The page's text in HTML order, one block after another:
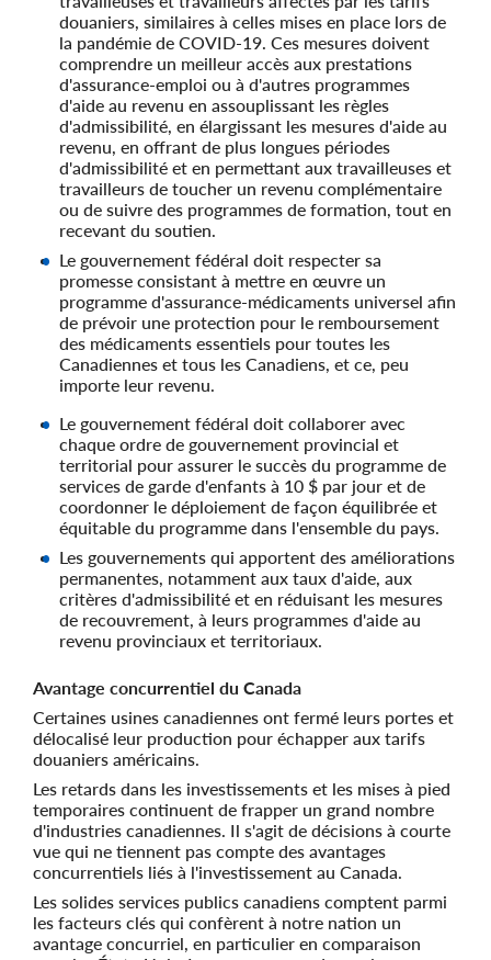
douaniers, similaires à celles mises en place lors de
la pandémie de COVID-19. Ces mesures doivent
comprendre un meilleur accès aux prestations
d'assurance-emploi ou à d'autres programmes
d'aide au revenu en assouplissant les règles
d'admissibilité, en élargissant les mesures d'aide au
revenu, en offrant de plus longues périodes
d'admissibilité et en permettant aux travailleuses et
travailleurs de toucher un revenu complémentaire
ou de suivre des programmes de formation, tout en
recevant du soutien.
Le gouvernement fédéral doit respecter sa
promesse consistant à mettre en œuvre un
programme d'assurance-médicaments universel afin
de prévoir une protection pour le remboursement
des médicaments essentiels pour toutes les
Canadiennes et tous les Canadiens, et ce, peu
importe leur revenu.
Le gouvernement fédéral doit collaborer avec
chaque ordre de gouvernement provincial et
territorial pour assurer le succès du programme de
services de garde d'enfants à 10 $ par jour et de
coordonner le déploiement de façon équilibrée et
équitable du programme dans l'ensemble du pays.
Les gouvernements qui apportent des améliorations
permanentes, notamment aux taux d'aide, aux
critères d'admissibilité et en réduisant les mesures
de recouvrement, à leurs programmes d'aide au
revenu provinciaux et territoriaux.
Avantage concurrentiel du Canada
Certaines usines canadiennes ont fermé leurs portes et
délocalisé leur production pour échapper aux tarifs
douaniers américains.
Les retards dans les investissements et les mises à pied
temporaires continuent de frapper un grand nombre
d'industries canadiennes. Il s'agit de décisions à courte
vue qui ne tiennent pas compte des avantages
concurrentiels liés à l'investissement au Canada.
Les solides services publics canadiens comptent parmi
les facteurs clés qui confèrent à notre nation un
avantage concurriel, en particulier en comparaison